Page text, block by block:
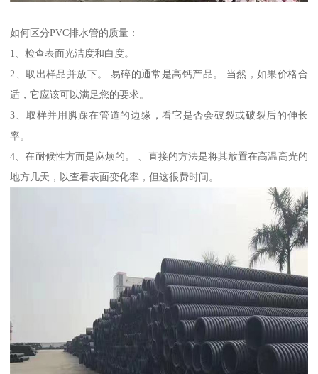
如何区分PVC排水管的质量：
1、检查表面光洁度和白度。
2、取出样品并放下。 易碎的通常是高钙产品。 当然，如果价格合
适，它应该可以满足您的要求。
3、取样并用脚踩在管道的边缘，看它是否会破裂或破裂后的伸长
率。
4、在耐候性方面是麻烦的。 、直接的方法是将其放置在高温高光的
地方几天，以查看表面变化率，但这很费时间。